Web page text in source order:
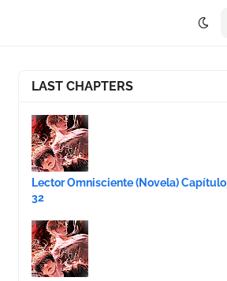
LAST CHAPTERS
Lector Omnisciente (Novela) Capítulo
32